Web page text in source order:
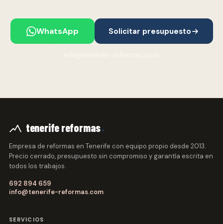
WhatsApp Solicitar presupuesto
tenerife reformas.
Empresa de reformas en Tenerife con equipo propio desde 2013.
Precio cerrado, presupuesto sin compromiso y garantía escrita en
todos los trabajos.
692 894 659
info@tenerife-reformas.com
SERVICIOS